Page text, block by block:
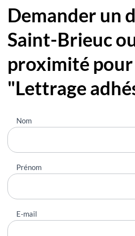
Demander un
Saint-Brieuc
proximité pour
"Lettrage
Nous
contacter
Nom
Prénom
E-mail